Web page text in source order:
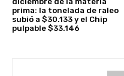
prima: la tonelada de raleo
subió a $30.133 y el Chip
pulpable $33.146